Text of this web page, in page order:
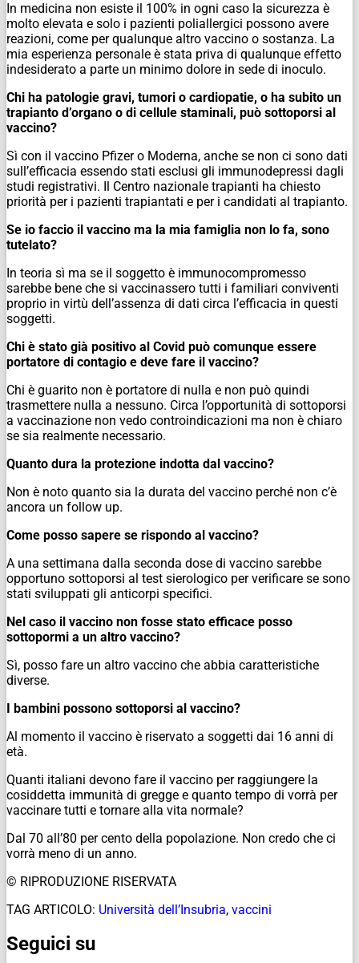
In medicina non esiste il 100% in ogni caso la sicurezza è
molto elevata e solo i pazienti poliallergici possono avere
reazioni, come per qualunque altro vaccino o sostanza. La
mia esperienza personale è stata priva di qualunque effetto
indesiderato a parte un minimo dolore in sede di inoculo.
Chi ha patologie gravi, tumori o cardiopatie, o ha subito un
trapianto d’organo o di cellule staminali, può sottoporsi al
vaccino?
Sì con il vaccino Pfizer o Moderna, anche se non ci sono dati
sull’efficacia essendo stati esclusi gli immunodepressi dagli
studi registrativi. Il Centro nazionale trapianti ha chiesto
priorità per i pazienti trapiantati e per i candidati al trapianto.
Se io faccio il vaccino ma la mia famiglia non lo fa, sono
tutelato?
In teoria sì ma se il soggetto è immunocompromesso
sarebbe bene che si vaccinassero tutti i familiari conviventi
proprio in virtù dell’assenza di dati circa l’efficacia in questi
soggetti.
Chi è stato già positivo al Covid può comunque essere
portatore di contagio e deve fare il vaccino?
Chi è guarito non è portatore di nulla e non può quindi
trasmettere nulla a nessuno. Circa l’opportunità di sottoporsi
a vaccinazione non vedo controindicazioni ma non è chiaro
se sia realmente necessario.
Quanto dura la protezione indotta dal vaccino?
Non è noto quanto sia la durata del vaccino perché non c’è
ancora un follow up.
Come posso sapere se rispondo al vaccino?
A una settimana dalla seconda dose di vaccino sarebbe
opportuno sottoporsi al test sierologico per verificare se sono
stati sviluppati gli anticorpi specifici.
Nel caso il vaccino non fosse stato efficace posso
sottopormi a un altro vaccino?
Sì, posso fare un altro vaccino che abbia caratteristiche
diverse.
I bambini possono sottoporsi al vaccino?
Al momento il vaccino è riservato a soggetti dai 16 anni di
età.
Quanti italiani devono fare il vaccino per raggiungere la
cosiddetta immunità di gregge e quanto tempo di vorrà per
vaccinare tutti e tornare alla vita normale?
Dal 70 all’80 per cento della popolazione. Non credo che ci
vorrà meno di un anno.
© RIPRODUZIONE RISERVATA
TAG ARTICOLO: Università dell’Insubria, vaccini
Seguici su